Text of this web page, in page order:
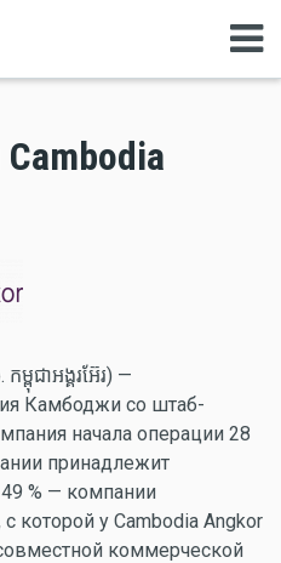
ម្ពុជាអង្គរអ៊ែរ) —
Камбоджи со штаб-
начала операции 28
принадлежит
% — компании
которой у Cambodia Angkor
коммерческой